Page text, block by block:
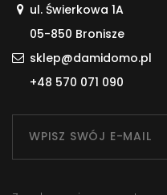
ul. Świerkowa 1A
05-850 Bronisze
sklep@damidomo.pl
+48 570 071 090